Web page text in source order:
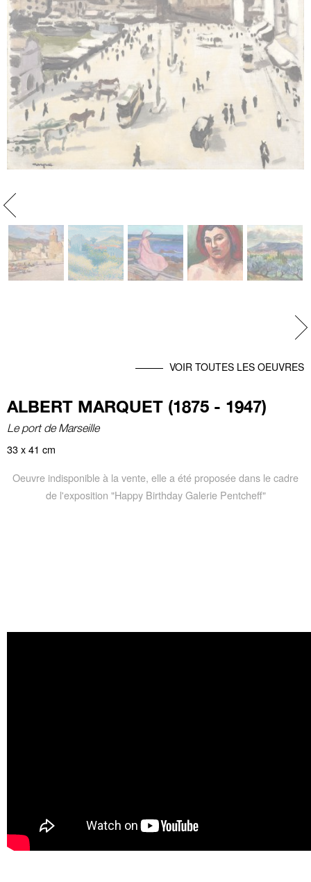
VOIR TOUTES LES OEUVRES
ALBERT MARQUET (1875 - 1947)
Le port de Marseille
33 x 41 cm
Oeuvre indisponible à la vente, elle a été proposée dans le cadre
de l'exposition "Happy Birthday Galerie Pentcheff"